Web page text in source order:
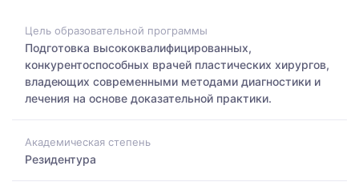
Цель образовательной программы
Подготовка высококвалифицированных,
конкурентоспособных врачей пластических хирургов,
владеющих современными методами диагностики и
лечения на основе доказательной практики.
Академическая степень
Резидентура